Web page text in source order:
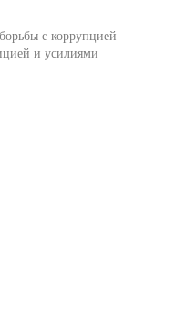
с коррупцией
и усилиями